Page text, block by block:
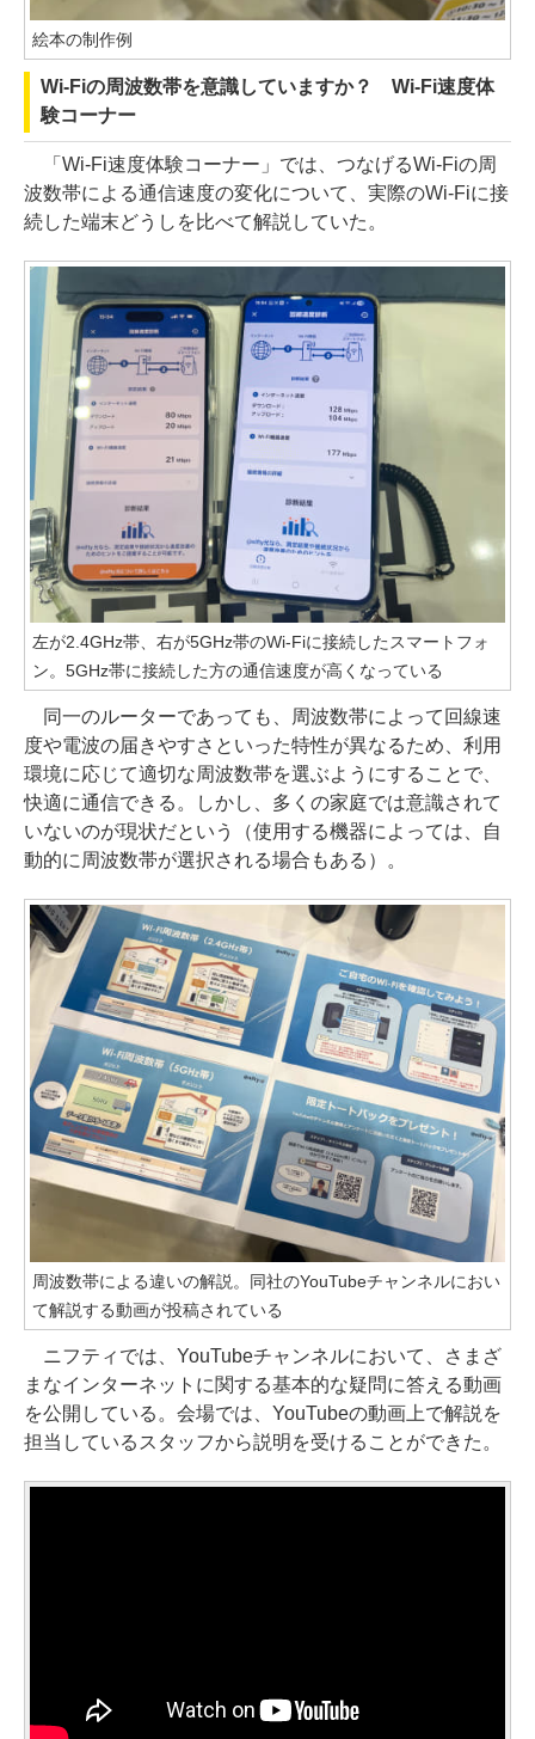
絵本の制作例
Wi-Fiの周波数帯を意識していますか？ Wi-Fi速度体
験コーナー
「Wi-Fi速度体験コーナー」では、つなげるWi-Fiの周
波数帯による通信速度の変化について、実際のWi-Fiに接
続した端末どうしを比べて解説していた。
左が2.4GHz帯、右が5GHz帯のWi-Fiに接続したスマートフォ
ン。5GHz帯に接続した方の通信速度が高くなっている
同一のルーターであっても、周波数帯によって回線速
度や電波の届きやすさといった特性が異なるため、利用
環境に応じて適切な周波数帯を選ぶようにすることで、
快適に通信できる。しかし、多くの家庭では意識されて
いないのが現状だという（使用する機器によっては、自
動的に周波数帯が選択される場合もある）。
周波数帯による違いの解説。同社のYouTubeチャンネルにおい
て解説する動画が投稿されている
ニフティでは、YouTubeチャンネルにおいて、さまざ
まなインターネットに関する基本的な疑問に答える動画
を公開している。会場では、YouTubeの動画上で解説を
担当しているスタッフから説明を受けることができた。